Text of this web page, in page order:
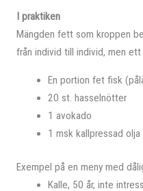
I praktiken
Mängden fett som kroppen
från individ till individ, men ett
En portion fet fisk
20 st. hasselnötter
1 avokado
1 msk kallpressad olja
Exempel på en meny med
Kalle, 50 år, inte